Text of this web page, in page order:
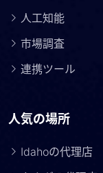
人工知能
市場調査
連携ツール
人気の場所
Idahoの代理店